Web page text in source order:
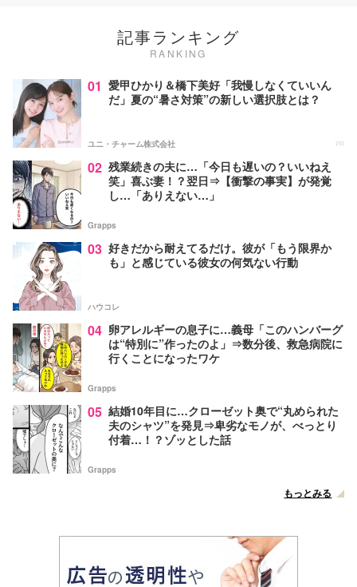
記事ランキング
RANKING
01 愛甲ひかり＆橋下美好「我慢しなくていいん
だ」夏の“暑さ対策”の新しい選択肢とは？
ユニ・チャーム株式会社 PR
02 残業続きの夫に…「今日も遅いの？いいねえ
笑」喜ぶ妻！？翌日⇒【衝撃の事実】が発覚
し…「ありえない…」
Grapps
03 好きだから耐えてるだけ。彼が「もう限界か
も」と感じている彼女の何気ない行動
ハウコレ
04 卵アレルギーの息子に…義母「このハンバーグ
は“特別に”作ったのよ」⇒数分後、救急病院に
行くことになったワケ
Grapps
05 結婚10年目に…クローゼット奥で“丸められた
夫のシャツ”を発見⇒卑劣なモノが、べっとり
付着…！？ゾッとした話
Grapps
もっとみる